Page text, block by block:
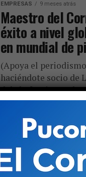
EMPRESAS 9 meses atrás
Maestro del
éxito a nivel
en mundial de
(Apoya el
haciéndote socio de
del chef y pizzero
anotar...